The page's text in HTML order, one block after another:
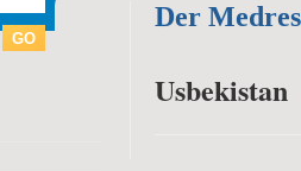
Der
Usbekistan